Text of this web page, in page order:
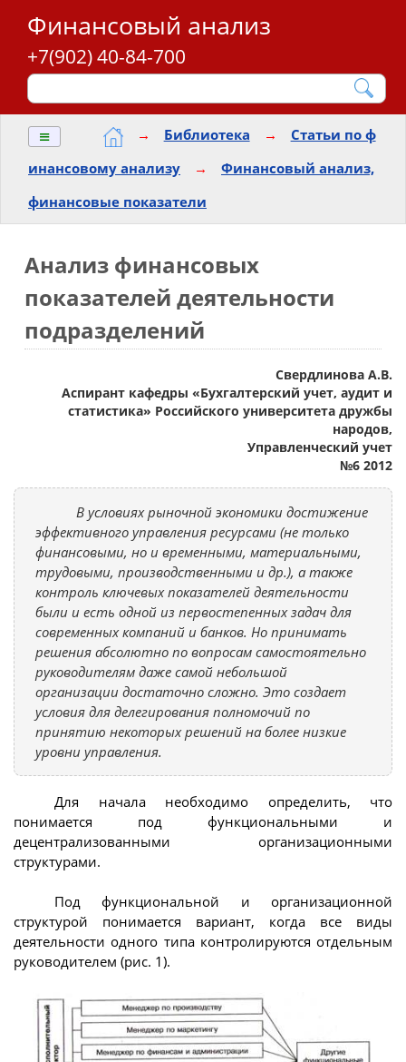
Финансовый анализ
+7(902) 40-84-700
≡ → Библиотека →
Статьи по ф
инансовому анализу
→
Финансовый анализ,
финансовые показатели
Анализ финансовых
показателей деятельности
подразделений
Свердлинова А.В.
Аспирант кафедры «Бухгалтерский учет, аудит и
статистика» Российского университета дружбы
народов,
Управленческий учет
№6 2012
В условиях рыночной экономики достижение
эффективного управления ресурсами (не только
финансовыми, но и временными, материальными,
трудовыми, производственными и др.), а также
контроль ключевых показателей деятельности
были и есть одной из первостепенных задач для
современных компаний и банков. Но принимать
решения абсолютно по вопросам самостоятельно
руководителям даже самой небольшой
организации достаточно сложно. Это создает
условия для делегирования полномочий по
принятию некоторых решений на более низкие
уровни управления.
Для начала необходимо определить, что
понимается под функциональными и
децентрализованными организационными
структурами.
Под функциональной и организационной
структурой понимается вариант, когда все виды
деятельности одного типа контролируются отдельным
руководителем (рис. 1).